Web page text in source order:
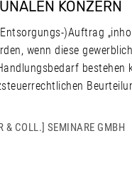
KONZERN
)Auftrag
wenn diese
COLL.] SEMINARE GMBH